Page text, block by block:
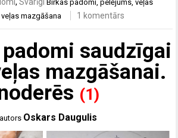
Birkaspadomi ,pelējums ,veļas
,veļas mazgāšana 1 komentārs
saudzīgai
mazgāšanai.
(1)
autors Oskars Daugulis